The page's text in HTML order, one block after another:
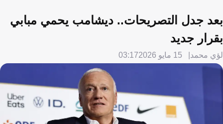
بعد جدل التصريحات.. ديشامب يحمي مبابي
بقرار جديد
لؤي محمد 15 مايو 2026 03:17